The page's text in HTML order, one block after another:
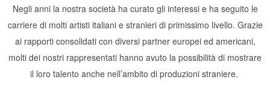
Negli anni la nostra società ha curato gli interessi e ha seguito le
carriere di molti artisti italiani e stranieri di primissimo livello. Grazie
ai rapporti consolidati con diversi partner europei ed americani,
molti dei nostri rappresentati hanno avuto la possibilità di mostrare
il loro talento anche nell’ambito di produzioni straniere.